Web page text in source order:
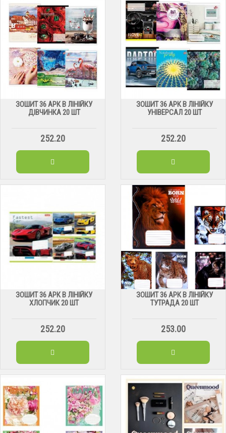
ЗОШИТ 36 АРК В ЛІНІЙКУ
ДІВЧИНКА 20 ШТ
252.20
ЗОШИТ 36 АРК В ЛІНІЙКУ
УНІВЕРСАЛ 20 ШТ
252.20
ЗОШИТ 36 АРК В ЛІНІЙКУ
ХЛОПЧИК 20 ШТ
252.20
ЗОШИТ 36 АРК В ЛІНІЙКУ
ТУТРАДА 20 ШТ
253.00